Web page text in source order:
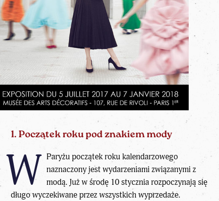
1. Początek roku pod znakiem mody
W Paryżu początek roku kalendarzowego
naznaczony jest wydarzeniami związanymi z
modą. Już w środę 10 stycznia rozpoczynają się
długo wyczekiwane przez wszystkich wyprzedaże.